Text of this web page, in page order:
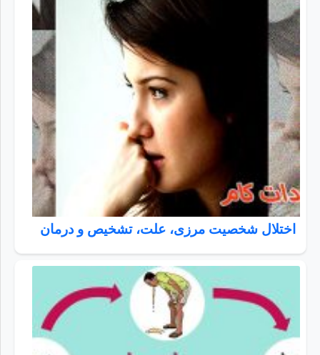
اختلال شخصیت مرزی، علت، تشخیص و درمان